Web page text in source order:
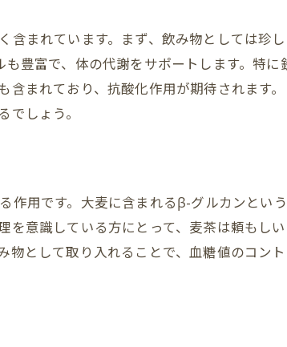
仕事中のリフレッシュにおすすめ
麦茶のリラックス効果を高めるレシピ
麦茶でストレス軽減を目指す
サラダトッピングとしての活用法
麦茶の出がらしでスキンケア
含まれています。まず、飲み物としては珍
豊富で、体の代謝をサポートします。特
含まれており、抗酸化作用が期待されます
しょう。
作用です。大麦に含まれるβ-グルカンとい
を意識している方にとって、麦茶は頼もし
物として取り入れることで、血糖値のコン